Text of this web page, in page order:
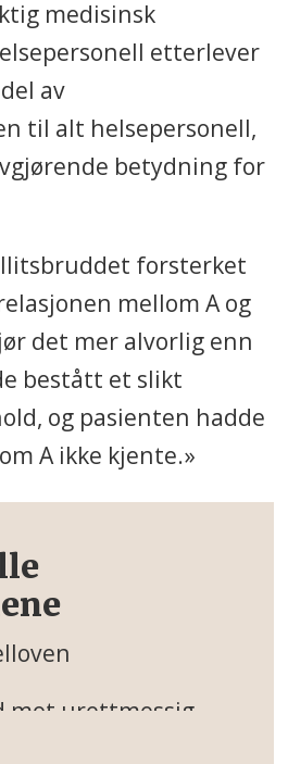
medisinsk
etterlever
av
til alt helsepersonell,
betydning for
forsterket
mellom A og
det mer alvorlig enn
bestått et slikt
og pasienten hadde
A ikke kjente.»
mot urettmessig